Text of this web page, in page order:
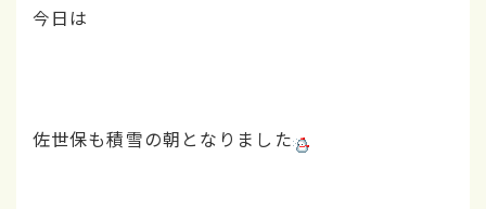
今日は
佐世保も積雪の朝となりました